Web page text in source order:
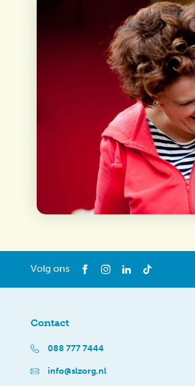
Volg ons
Contact
088 777 7444
info@slzorg.nl